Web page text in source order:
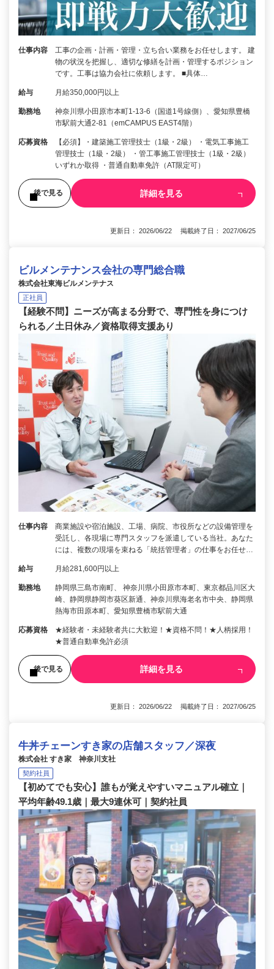
仕事内容
工事の企画・計画・管理・立ち合い業務をお任せします。 建
物の状況を把握し、適切な修繕を計画・管理するポジション
です。工事は協力会社に依頼します。 ■具体…
給与 月給350,000円以上
勤務地
神奈川県小田原市本町1-13-6（国道1号線側）、愛知県豊橋
市駅前大通2-81（emCAMPUS EAST4階）
応募資格
【必須】・建築施工管理技士（1級・2級） ・電気工事施工
管理技士（1級・2級） ・管工事施工管理技士（1級・2級）
いずれか取得 ・普通自動車免許（AT限定可）
後で見る 詳細を見る
更新日： 2026/06/22 掲載終了日： 2027/06/25
ビルメンテナンス会社の専門総合職
株式会社東海ビルメンテナス
正社員
【経験不問】ニーズが高まる分野で、専門性を身につけ
られる／土日休み／資格取得支援あり
仕事内容
商業施設や宿泊施設、工場、病院、市役所などの設備管理を
受託し、各現場に専門スタッフを派遣している当社。あなた
には、複数の現場を束ねる「統括管理者」の仕事をお任せ…
給与 月給281,600円以上
勤務地
静岡県三島市南町、 神奈川県小田原市本町、東京都品川区大
崎、静岡県静岡市葵区新通、神奈川県海老名市中央、静岡県
熱海市田原本町、愛知県豊橋市駅前大通
応募資格
★経験者・未経験者共に大歓迎！★資格不問！★人柄採用！
★普通自動車免許必須
後で見る 詳細を見る
更新日： 2026/06/22 掲載終了日： 2027/06/25
牛丼チェーンすき家の店舗スタッフ／深夜
株式会社 すき家 神奈川支社
契約社員
【初めてでも安心】誰もが覚えやすいマニュアル確立｜
平均年齢49.1歳｜最大9連休可｜契約社員